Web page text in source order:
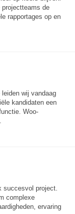
de
rapportages op en
wij vandaag
kandidaten een
Woo-
succesvol project.
complexe
ervaring